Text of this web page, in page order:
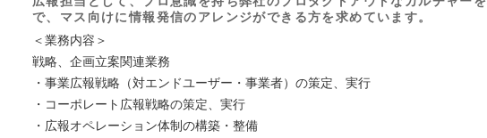
で、マス向けに情報発信のアレンジができる方を求めています。
＜業務内容＞
戦略、企画立案関連業務
・事業広報戦略（対エンドユーザー・事業者）の策定、実行
・コーポレート広報戦略の策定、実行
・広報オペレーション体制の構築・整備